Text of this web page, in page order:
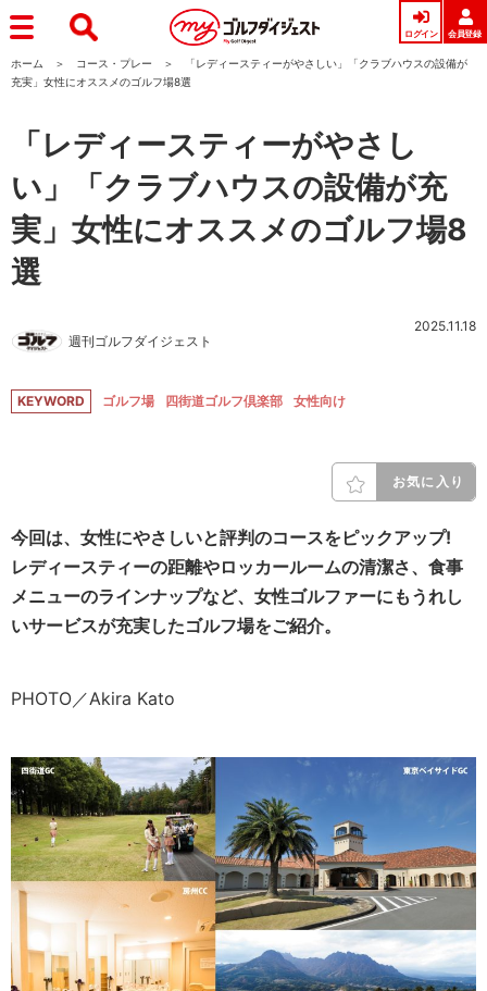
ログイン 会員登録
ホーム コース・プレー
「レディースティーがやさしい」「クラブハウスの設備が
充実」女性にオススメのゴルフ場8選
「レディースティーがやさし
い」「クラブハウスの設備が充
実」女性にオススメのゴルフ場8
選
週刊ゴルフダイジェスト
2025.11.18
KEYWORD ゴルフ場 四街道ゴルフ倶楽部 女性向け
お気に入り
今回は、女性にやさしいと評判のコースをピックアップ!
レディースティーの距離やロッカールームの清潔さ、食事
メニューのラインナップなど、女性ゴルファーにもうれし
いサービスが充実したゴルフ場をご紹介。
PHOTO／Akira Kato